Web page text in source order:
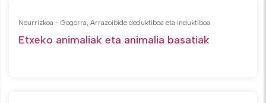
Neurrizkoa - Gogorra, Arrazoibide deduktiboa eta induktiboa
Etxeko animaliak eta animalia basatiak